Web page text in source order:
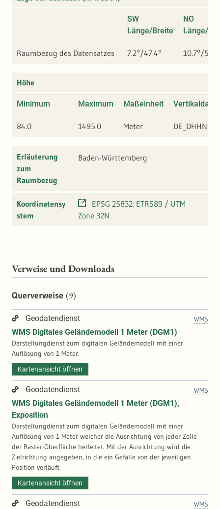
SW
Länge/Breite
NO
Länge/
Raumbezug des Datensatzes 7.2°/47.4° 10.7°/50°
Höhe
Minimum Maximum Maßeinheit
84.0 1495.0 Meter
Erläuterung
zum
Raumbezug
Baden-Württemberg
Koordinatensy
stem
EPSG 25832: ETRS89 / UTM
Zone 32N
Verweise und Downloads
Querverweise (9)
WMS
Geodatendienst
WMS Digitales Geländemodell 1 Meter (DGM1)
Darstellungdienst zum digitalen Geländemodell mit einer
Auflösung von 1 Meter.
Kartenansicht öffnen
WMS
Geodatendienst
WMS Digitales Geländemodell 1 Meter (DGM1),
Exposition
Darstellungdienst zum digitalen Geländemodell mit einer
Auflösung von 1 Meter welcher die Ausrichtung von jeder Zelle
der Raster-Oberfläche herleitet. Mit der Ausrichtung wird die
Zielrichtung angegeben, in die ein Gefälle von der jeweiligen
Position verläuft.
Kartenansicht öffnen
WMS
Geodatendienst